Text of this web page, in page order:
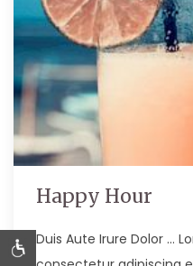
Happy Hour
Duis Aute Irure Dolor …